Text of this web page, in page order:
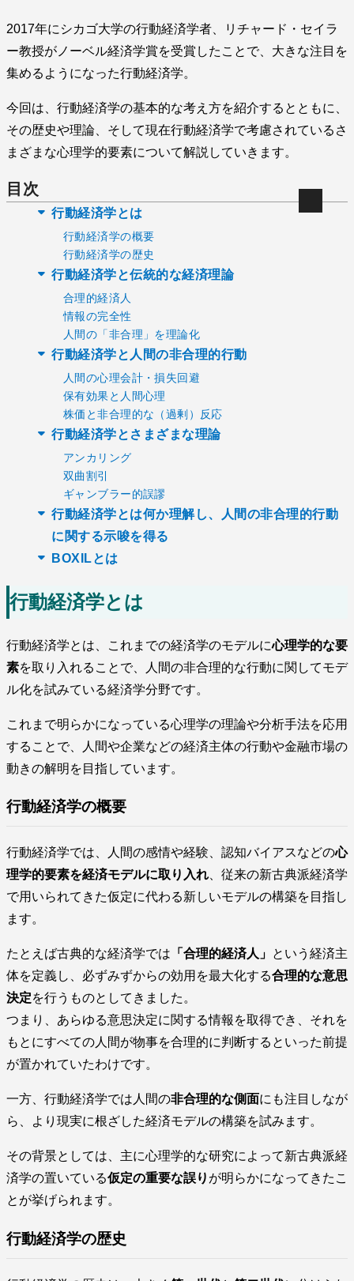
2017年にシカゴ大学の行動経済学者、リチャード・セイラ
ー教授がノーベル経済学賞を受賞したことで、大きな注目を
集めるようになった行動経済学。
今回は、行動経済学の基本的な考え方を紹介するとともに、
その歴史や理論、そして現在行動経済学で考慮されているさ
まざまな心理学的要素について解説していきます。
目次
行動経済学とは
行動経済学の概要
行動経済学の歴史
行動経済学と伝統的な経済理論
合理的経済人
情報の完全性
人間の「非合理」を理論化
行動経済学と人間の非合理的行動
人間の心理会計・損失回避
保有効果と人間心理
株価と非合理的な（過剰）反応
行動経済学とさまざまな理論
アンカリング
双曲割引
ギャンブラー的誤謬
行動経済学とは何か理解し、人間の非合理的行動
に関する示唆を得る
BOXILとは
行動経済学とは
行動経済学とは、これまでの経済学のモデルに心理学的な要
素を取り入れることで、人間の非合理的な行動に関してモデ
ル化を試みている経済学分野です。
これまで明らかになっている心理学の理論や分析手法を応用
することで、人間や企業などの経済主体の行動や金融市場の
動きの解明を目指しています。
行動経済学の概要
行動経済学では、人間の感情や経験、認知バイアスなどの心
理学的要素を経済モデルに取り入れ 、従来の新古典派経済学
で用いられてきた仮定に代わる新しいモデルの構築を目指し
ます。
たとえば古典的な経済学では 「合理的経済人」 という経済主
体を定義し、必ずみずからの効用を最大化する合理的な意思
決定を行うものとしてきました。
つまり、あらゆる意思決定に関する情報を取得でき、それを
もとにすべての人間が物事を合理的に判断するといった前提
が置かれていたわけです。
一方、行動経済学では人間の非合理的な側面にも注目しなが
ら、より現実に根ざした経済モデルの構築を試みます。
その背景としては、主に心理学的な研究によって新古典派経
済学の置いている仮定の重要な誤り が明らかになってきたこ
とが挙げられます。
行動経済学の歴史